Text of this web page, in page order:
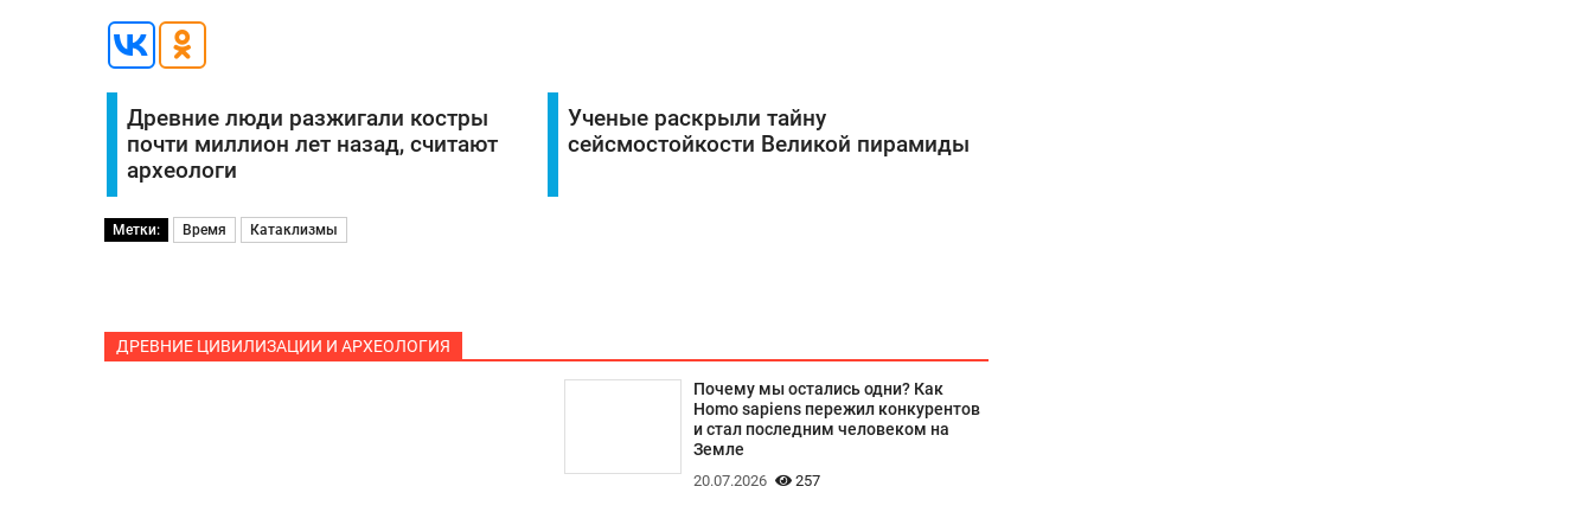
Древние люди разжигали костры
почти миллион лет назад, считают
археологи
Ученые раскрыли тайну
сейсмостойкости Великой пирамиды
Метки: Время Катаклизмы
ДРЕВНИЕ ЦИВИЛИЗАЦИИ И АРХЕОЛОГИЯ
Почему мы остались одни? Как
Homo sapiens пережил конкурентов
и стал последним человеком на
Земле
20.07.2026 257